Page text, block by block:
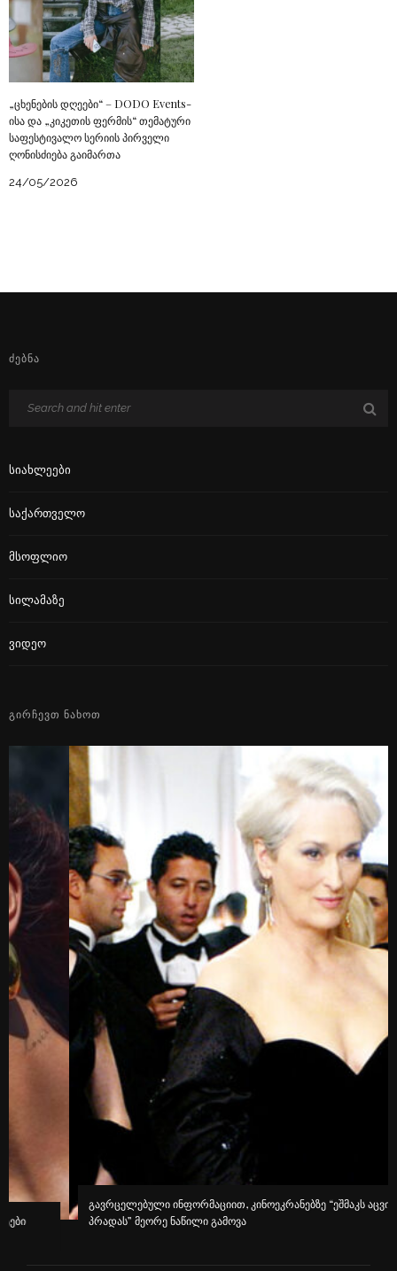
„ცხენების დღეები“ – DODO Events-
ისა და „კიკეთის ფერმის“ თემატური
საფესტივალო სერიის პირველი
ღონისძიება გაიმართა
24/05/2026
ᲫᲔᲑᲜᲐ
Სიახლეები
Საქართველო
Მსოფლიო
Სილამაზე
Ვიდეო
ᲒᲘᲠᲩᲔᲕᲗ ᲜᲐᲮᲝᲗ
გავრცელებული ინფორმაციით, კინოეკრანებზე “ეშმაკს აცვია
პრადას” მეორე ნაწილი გამოვა